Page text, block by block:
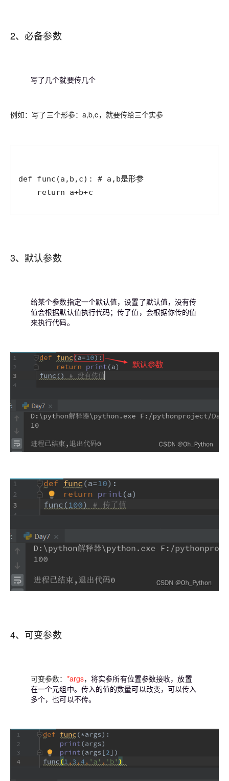
2、必备参数
写了几个就要传几个
例如：写了三个形参：a,b,c，就要传给三个实参
    return a+b+c
3、默认参数
给某个参数指定一个默认值，设置了默认值，没有传
值会根据默认值执行代码；传了值，会根据你传的值
来执行代码。
4、可变参数
可变参数： *args，将实参所有位置参数接收，放置
在一个元组中。传入的值的数量可以改变，可以传入
多个，也可以不传。